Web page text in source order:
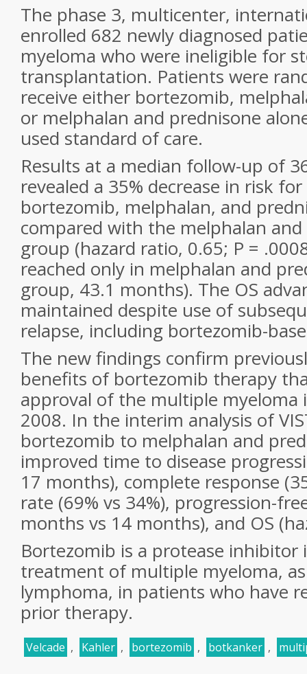
The phase 3, multicenter,
enrolled 682 newly diagnosed
myeloma who were ineligible for
transplantation. Patients were
receive either bortezomib,
or melphalan and prednisone
used standard of care.
Results at a median follow-up of
revealed a 35% decrease in risk
bortezomib, melphalan, and
compared with the melphalan
group (hazard ratio, 0.65; P =
reached only in melphalan and
group, 43.1 months). The OS
maintained despite use of
relapse, including bortezomib-
The new findings confirm
benefits of bortezomib therapy
approval of the multiple myeloma
2008. In the interim analysis of
bortezomib to melphalan and
improved time to disease
17 months), complete response
rate (69% vs 34%), progression-
months vs 14 months), and OS
Bortezomib is a protease
treatment of multiple myeloma,
lymphoma, in patients who have
prior therapy.
Velcade , Kahler , bortezomib , botkanker ,